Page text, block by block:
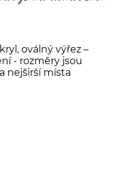
oválný výřez –
- rozměry jsou
nejširší místa